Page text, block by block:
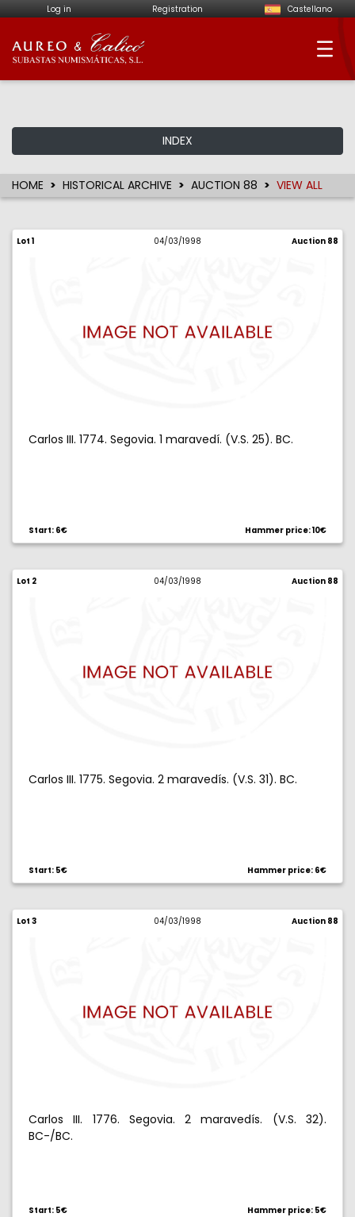
Log in Registration Castellano
Aureo & Calicó -
INDEX
HOME HISTORICAL ARCHIVE AUCTION 88 VIEW ALL
Lot 1 04/03/1998 Auction 88
Carlos III. 1774. Segovia. 1 maravedí. (V.S. 25). BC.
Start: 6€ Hammer price: 10€
Lot 2 04/03/1998 Auction 88
Carlos III. 1775. Segovia. 2 maravedís. (V.S. 31). BC.
Start: 5€ Hammer price: 6€
Lot 3 04/03/1998 Auction 88
Carlos III. 1776. Segovia. 2 maravedís. (V.S. 32).
BC-/BC.
Start: 5€ Hammer price: 5€